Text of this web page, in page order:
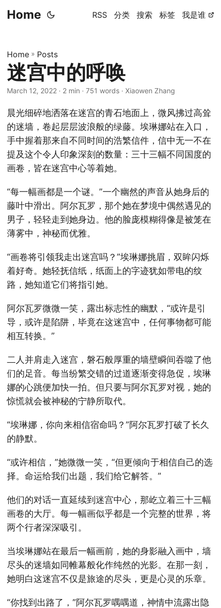
Home RSS 分类 搜索 标签 我是谁
Home » Posts
迷宫中的呼唤
March 12, 2022 · 2 min · 751 words · Xiaowen Zhang
晨光细碎地洒落在迷宫的青石地面上，微风拂过高耸
的迷墙，卷起层层波浪般的绿藤。埃琳娜站在入口，
手中握着那来自不同时间的浩繁信件，信中无一不在
提及这个令人印象深刻的数量：三十三幅不同国度的
画卷，皆在迷宫中心等着她。
“每一幅画都是一个谜。”一个幽然的声音从她身后的
藤叶中滑出。阿尔瓦罗，那个她在梦境中偶然遇见的
男子，轻轻走到她身边。他的脸庞模糊得像是被笼在
薄雾中，神秘而优雅。
“画卷将引领我走出迷宫吗？”埃琳娜挑眉，双眸闪烁
着好奇。她轻抚信纸，纸面上的字迹犹如带电的纹
路，她知道它们将指引她。
阿尔瓦罗微微一笑，露出标志性的幽默，“或许是引
导，或许是陷阱，毕竟在这迷宫中，任何事物都可能
相互转换。”
二人并肩走入迷宫，磐石般厚重的墙壁瞬间吞噬了他
们的足音。每当纷繁交错的过道逐渐变得急促，埃琳
娜的心跳便加快一拍。但只要与阿尔瓦罗对视，她的
惊慌就会被神秘的宁静所取代。
“埃琳娜，你向来相信宿命吗？”阿尔瓦罗打破了长久
的静默。
“或许相信，”她微微一笑，“但更倾向于相信自己的选
择。命运给我们出题，我们给它解答。”
他们的对话一直延续到迷宫中心，那屹立着三十三幅
画卷的大厅。每一幅画似乎都是一个完整的世界，将
两个行者深深吸引。
当埃琳娜站在最后一幅画前，她的身影融入画中，墙
尽头的迷墙如同帷幕般化作纯然的光影。在那一刻，
她明白这迷宫不仅是旅途的尽头，更是心灵的乐章。
“你找到出路了，”阿尔瓦罗喁喁道，神情中流露出隐